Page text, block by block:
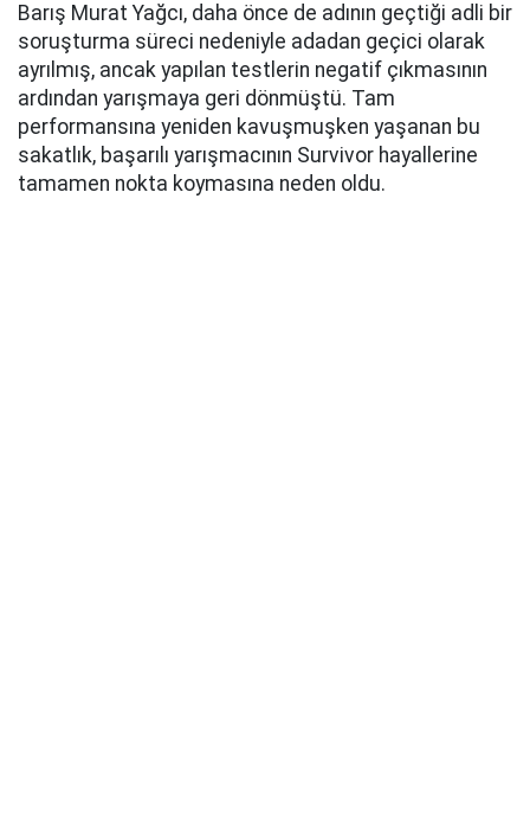
Barış Murat Yağcı, daha önce de adının geçtiği adli bir
soruşturma süreci nedeniyle adadan geçici olarak
ayrılmış, ancak yapılan testlerin negatif çıkmasının
ardından yarışmaya geri dönmüştü. Tam
performansına yeniden kavuşmuşken yaşanan bu
sakatlık, başarılı yarışmacının Survivor hayallerine
tamamen nokta koymasına neden oldu.